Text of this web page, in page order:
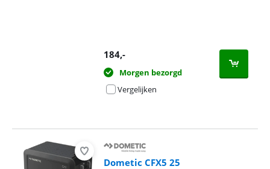
184,-
Morgen bezorgd
Vergelijken
Dometic CFX5 25